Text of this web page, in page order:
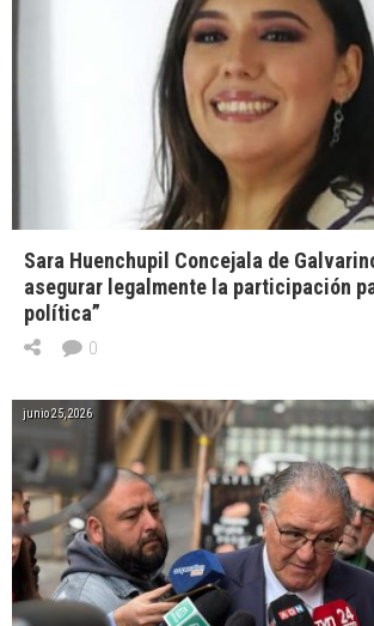
Sara Huenchupil Concejala de
asegurar legalmente la participación
política”
0
junio 25, 2026